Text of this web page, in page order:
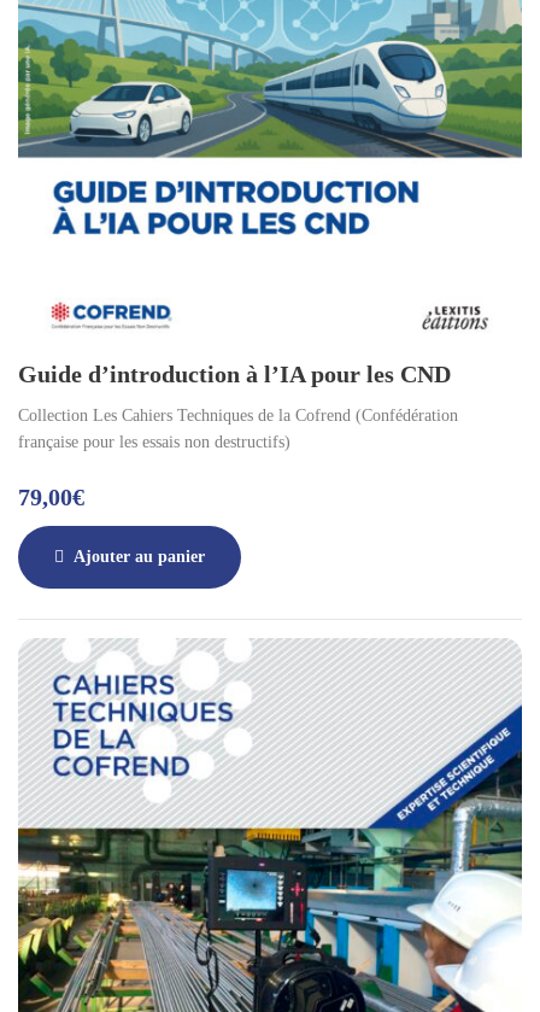
Guide d’introduction à l’IA pour les CND
Collection Les Cahiers Techniques de la Cofrend (Confédération
française pour les essais non destructifs)
79,00€
Ajouter au panier